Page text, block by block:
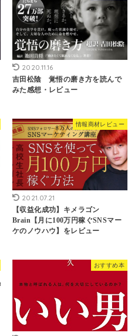
2020.11.16
吉田松陰 覚悟の磨き方を読んで
みた感想・レビュー
情報商材レビュー
2021.07.21
【収益化成功】キメラゴン
Brain【月に100万円稼ぐSNSマー
ケのノウハウ】をレビュー
おすすめ本